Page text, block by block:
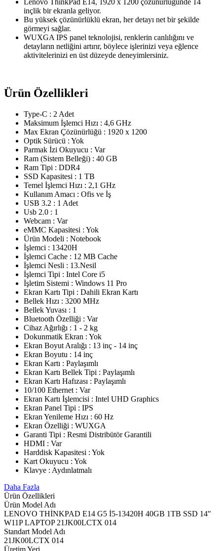
inçlik bir ekranla geliyor.
Bu yüksek çözünürlüklü ekran, her detayı net bir şekilde
görmeyi sağlar.
WUXGA IPS panel teknolojisi, renklerin canlılığını ve
detayların netliğini artırır, böylece işlerinizi veya eğlence
aktivitelerinizi en üst düzeyde deneyimlersiniz.
Ürün Özellikleri
Type-C : 2 Adet
Maksimum İşlemci Hızı : 4,6 GHz
Max Ekran Çözünürlüğü : 1920 x 1200
Optik Sürücü : Yok
Parmak İzi Okuyucu : Var
Ram (Sistem Belleği) : 40 GB
Ram Tipi : DDR4
SSD Kapasitesi : 1 TB
Temel İşlemci Hızı : 2,1 GHz
Kullanım Amacı : Ofis ve İş
USB 3.2 : 1 Adet
Usb 2.0 : 1
Webcam : Var
eMMC Kapasitesi : Yok
Ürün Modeli : Notebook
İşlemci : 13420H
İşlemci Cache : 12 MB Cache
İşlemci Nesli : 13.Nesil
İşlemci Tipi : Intel Core i5
İşletim Sistemi : Windows 11 Pro
Ekran Kartı Tipi : Dahili Ekran Kartı
Bellek Hızı : 3200 MHz
Bellek Yuvası : 1
Bluetooth Özelliği : Var
Cihaz Ağırlığı : 1 - 2 kg
Dokunmatik Ekran : Yok
Ekran Boyut Aralığı : 13 inç - 14 inç
Ekran Boyutu : 14 inç
Ekran Kartı : Paylaşımlı
Ekran Kartı Bellek Tipi : Paylaşımlı
Ekran Kartı Hafızası : Paylaşımlı
10/100 Ethernet : Var
Ekran Kartı İşlemcisi : Intel UHD Graphics
Ekran Panel Tipi : IPS
Ekran Yenileme Hızı : 60 Hz
Ekran Özelliği : WUXGA
Garanti Tipi : Resmi Distribütör Garantili
HDMI : Var
Harddisk Kapasitesi : Yok
Kart Okuyucu : Yok
Klavye : Aydınlatmalı
Daha Fazla
Ürün Özellikleri
Ürün Model Adı
LENOVO THİNKPAD E14 G5 İ5-13420H 40GB 1TB SSD 14"
W11P LAPTOP 21JK00LCTX 014
Standart Model Adı
21JK00LCTX 014
Üretim Yeri